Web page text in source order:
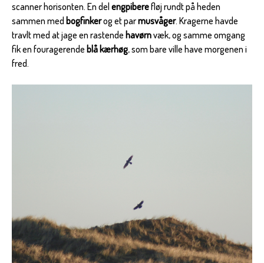
scanner horisonten. En del engpiberefløj rundt på heden
sammen med bogfinkerog et parmusvåger. Kragerne havde
travlt med at jage en rastende havørnvæk, og samme omgang
fik en fouragerende blå kærhøg, som bare ville have morgenen i
fred.